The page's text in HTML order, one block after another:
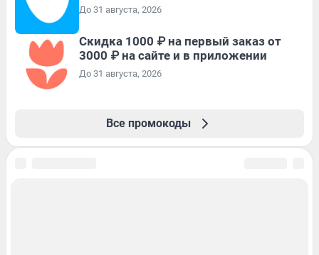
До 31 августа, 2026
Скидка 1000 ₽ на первый заказ от
3000 ₽ на сайте и в приложении
До 31 августа, 2026
Все промокоды